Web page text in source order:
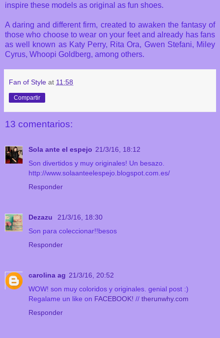
inspire these models as original as fun shoes.
A daring and different firm, created to awaken the fantasy of
those who choose to wear on your feet and already has fans
as well known as Katy Perry, Rita Ora, Gwen Stefani, Miley
Cyrus, Whoopi Goldberg, among others.
Fan of Style at 11:58
Compartir
13 comentarios:
Sola ante el espejo 21/3/16, 18:12
Son divertidos y muy originales! Un besazo.
http://www.solaanteelespejo.blogspot.com.es/
Responder
Dezazu
21/3/16, 18:30
Son para coleccionar!!besos
Responder
carolina ag 21/3/16, 20:52
WOW! son muy coloridos y originales. genial post :)
Regalame un like on FACEBOOK! // therunwhy.com
Responder